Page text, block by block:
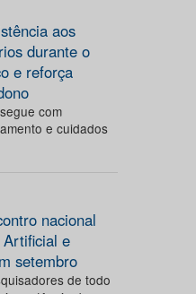
aos
durante o
e reforça
com
e cuidados
nacional
e
setembro
de todo